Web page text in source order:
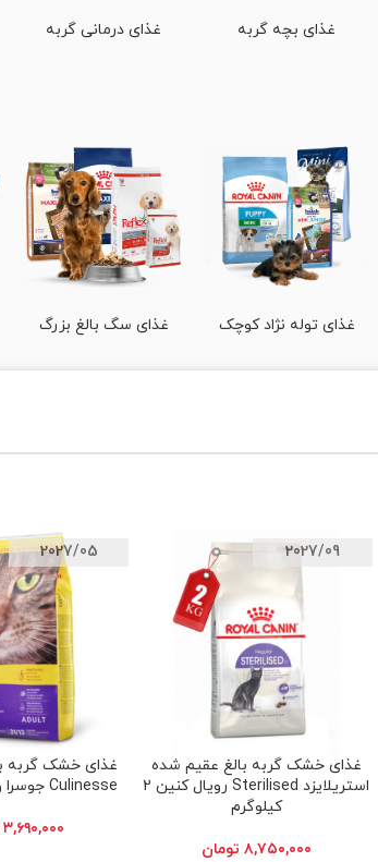
غذای بچه گربه غذای درمانی گربه
غذای توله نژاد کوچک غذای سگ بالغ بزرگ
2027/09
افزودن به سبد خرید
غذای خشک گربه بالغ عقیم شده
استریلایزد Sterilised رویال کنین 2
کیلوگرم
۸,۷۵۰,۰۰۰ تومان
2027/05
افزودن به سبد خرید
غذای خشک گربه
Culinesse جوسرا وزن 2 کیلوگرم
۳,۶۹۰,۰۰۰